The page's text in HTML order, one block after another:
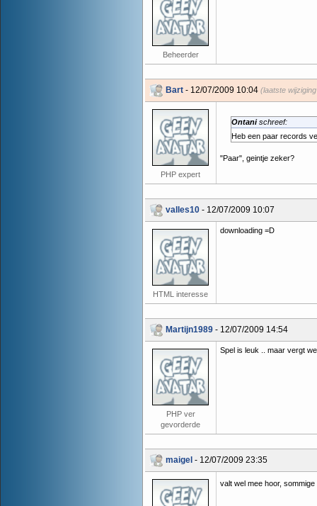
Beheerder
Bart - 12/07/2009 10:04 (laatste
PHP expert
Ontanischreef:
Heb een paar records
"Paar", geintje zeker?
valles10 - 12/07/2009 10:07
HTML interesse
downloading =D
Martijn1989 - 12/07/2009 14:54
PHP ver
gevorderde
Spel is leuk .. maar vergt
maigel - 12/07/2009 23:35
valt wel mee hoor,